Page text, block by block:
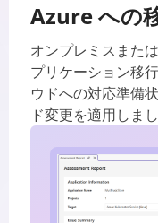
Azure への
オンプレミスまた
プリケーション移
ウドへの対応準備
ド変更を適用しまし